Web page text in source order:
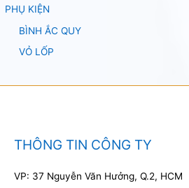
PHỤ KIỆN
BÌNH ẮC QUY
VỎ LỐP
THÔNG TIN CÔNG TY
VP: 37 Nguyễn Văn Hưởng, Q.2, HCM